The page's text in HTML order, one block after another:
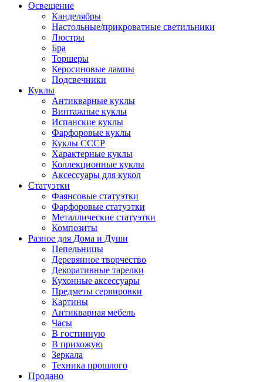
Освещение
Канделябры
Настольные/прикроватные светильники
Люстры
Бра
Торшеры
Керосиновые лампы
Подсвечники
Куклы
Антикварные куклы
Винтажные куклы
Испанские куклы
Фарфоровые куклы
Куклы СССР
Характерные куклы
Коллекционные куклы
Аксессуары для кукол
Статуэтки
Фаянсовые статуэтки
Фарфоровые статуэтки
Металлические статуэтки
Композиты
Разное для Дома и Души
Пепельницы
Деревянное творчество
Декоративные тарелки
Кухонные аксессуары
Предметы сервировки
Картины
Антикварная мебель
Часы
В гостинную
В прихожую
Зеркала
Техника прошлого
Продано